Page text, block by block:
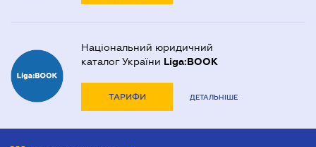
Національний юридичний
каталог України Liga:BOOK
ТАРИФИ ДЕТАЛЬНІШЕ